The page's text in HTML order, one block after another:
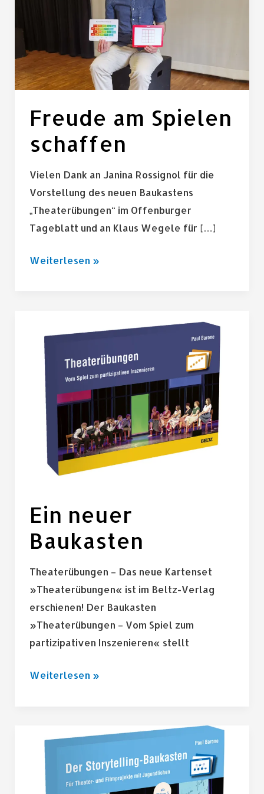
Freude am Spielen
schaffen
Vielen Dank an Janina Rossignol für die
Vorstellung des neuen Baukastens
„Theaterübungen“ im Offenburger
Tageblatt und an Klaus Wegele für […]
Weiterlesen »
Ein neuer
Baukasten
Theaterübungen – Das neue Kartenset
»Theaterübungen« ist im Beltz-Verlag
erschienen! Der Baukasten
»Theaterübungen – Vom Spiel zum
partizipativen Inszenieren« stellt
neuer
Baukasten
Weiterlesen »
Storytelling-
Baukasten